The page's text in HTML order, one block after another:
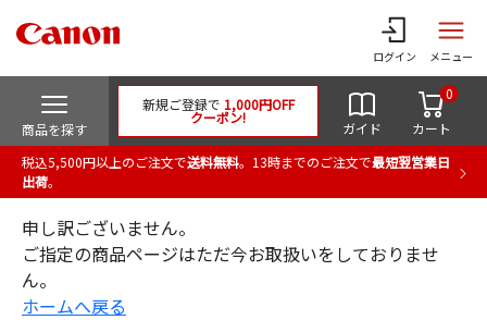
ログイン メニュー
商品を探す
新規ご登録で 1,000円OFF
クーポン!
ガイド カート
0
税込5,500円以上のご注文で送料無料。13時までのご注文で最短翌営業日
出荷。
申し訳ございません。
ご指定の商品ページはただ今お取扱いをしておりませ
ん。
ホームへ戻る